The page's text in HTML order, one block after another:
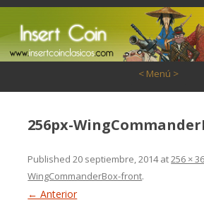
< Menú >
256px-
Published20 septiembre, 2014at256 ×
WingCommanderBox-front.
← Anterior